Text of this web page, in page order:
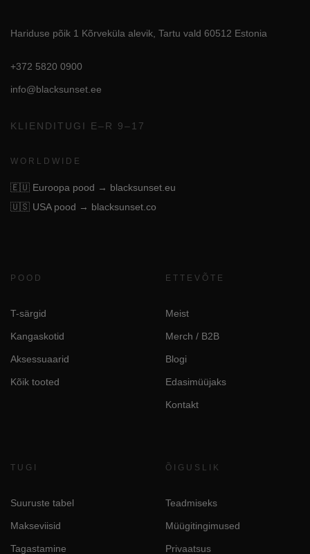
Hariduse põik 1 Kõrveküla alevik, Tartu vald 60512 Estonia
+372 5820 0900
info@blacksunset.ee
KLIENDITUGI E–R 9–17
WORLDWIDE
🇪🇺 Euroopa pood → blacksunset.eu
🇺🇸 USA pood → blacksunset.co
POOD
T-särgid
Kangaskotid
Aksessuaarid
Kõik tooted
ETTEVÕTE
Meist
Merch / B2B
Blogi
Edasimüüjaks
Kontakt
TUGI
Suuruste tabel
Makseviisid
Tagastamine
ÕIGUSLIK
Teadmiseks
Müügitingimused
Privaatsus